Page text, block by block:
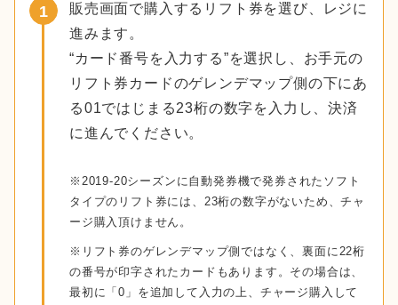
販売画面で購入するリフト券を選び、レジに
進みます。
“カード番号を入力する”を選択し、お手元の
リフト券カードのゲレンデマップ側の下にあ
る01ではじまる23桁の数字を入力し、決済
に進んでください。
※2019-20シーズンに自動発券機で発券されたソフト
タイプのリフト券には、23桁の数字がないため、チャ
ージ購入頂けません。
※リフト券のゲレンデマップ側ではなく、裏面に22桁
の番号が印字されたカードもあります。その場合は、
最初に「0」を追加して入力の上、チャージ購入して